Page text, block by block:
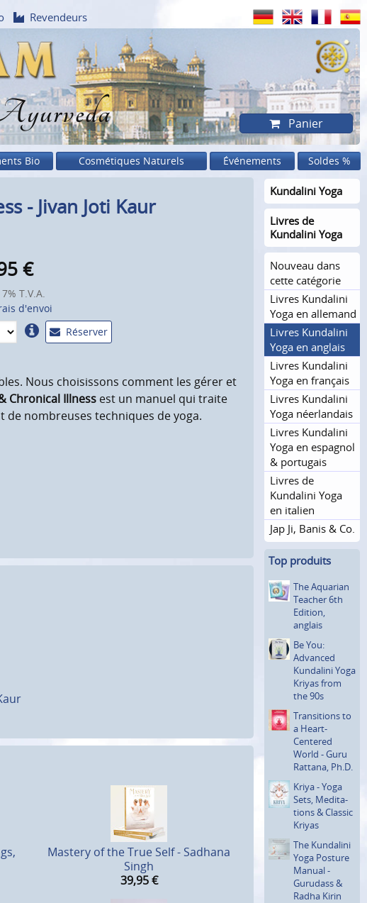
Revendeurs
Panier
Bio Cosmétiques Naturels Événements Soldes %
- Jivan Joti Kaur
€
T.V.A.
d'envoi
Réserver
Nous choisissons comment les gérer et
Chronical Illnessest un manuel qui traite
nombreuses techniques de yoga.
Mastery of the True Self - Sadhana
Singh
39,95 €
Kundalini Yoga
Livres de
Kundalini Yoga
Nouveau dans
cette catégorie
Livres Kundalini
Yoga en allemand
Livres Kundalini
Yoga en anglais
Livres Kundalini
Yoga en français
Livres Kundalini
Yoga néerlandais
Livres Kundalini
Yoga en espagnol
& portugais
Livres de
Kundalini Yoga
en italien
Jap Ji, Banis & Co.
Top produits
The Aquarian
Teacher 6th
Edition,
anglais
Be You:
Advanced
Kundalini Yoga
Kriyas from
the 90s
Transi­tions to
a Heart-
Centered
World - Guru
Rattana, Ph.D.
Kriya - Yoga
Sets, Medita­
tions & Classic
Kriyas
The Kundalini
Yoga Posture
Manual -
Gurudass &
Radha Kirin